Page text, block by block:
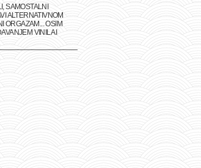
SAMOSTALNI
ALTERNATIVNOM
ORGAZAM... OSIM
VINILA I